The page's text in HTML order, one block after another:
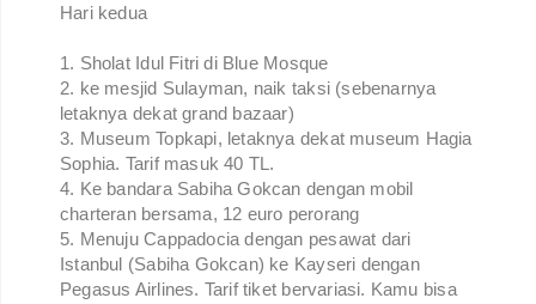
Hari kedua
1. Sholat Idul Fitri di Blue Mosque
2. ke mesjid Sulayman, naik taksi (sebenarnya
letaknya dekat grand bazaar)
3. Museum Topkapi, letaknya dekat museum Hagia
Sophia. Tarif masuk 40 TL.
4. Ke bandara Sabiha Gokcan dengan mobil
charteran bersama, 12 euro perorang
5. Menuju Cappadocia dengan pesawat dari
Istanbul (Sabiha Gokcan) ke Kayseri dengan
Pegasus Airlines. Tarif tiket bervariasi. Kamu bisa